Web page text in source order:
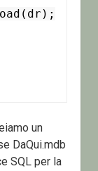
un
DaQui.mdb
SQL per la